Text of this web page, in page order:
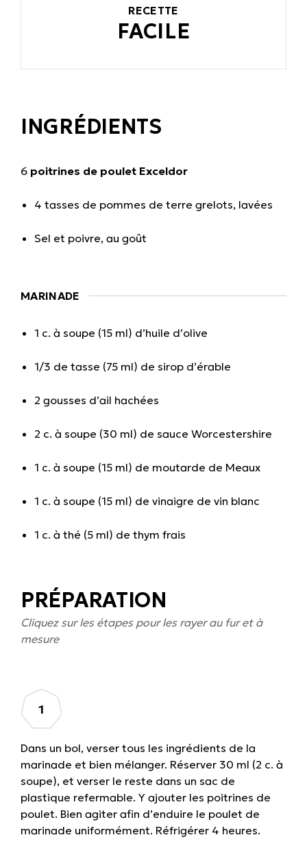
RECETTE
FACILE
INGRÉDIENTS
6 poitrines de poulet Exceldor
4 tasses de pommes de terre grelots, lavées
Sel et poivre, au goût
MARINADE
1 c. à soupe (15 ml) d’huile d’olive
1/3 de tasse (75 ml) de sirop d’érable
2 gousses d’ail hachées
2 c. à soupe (30 ml) de sauce Worcestershire
1 c. à soupe (15 ml) de moutarde de Meaux
1 c. à soupe (15 ml) de vinaigre de vin blanc
1 c. à thé (5 ml) de thym frais
PRÉPARATION
Cliquez sur les étapes pour les rayer au fur et à
mesure
Dans un bol, verser tous les ingrédients de la
marinade et bien mélanger. Réserver 30 ml (2 c. à
soupe), et verser le reste dans un sac de
plastique refermable. Y ajouter les poitrines de
poulet. Bien agiter afin d’enduire le poulet de
marinade uniformément. Réfrigérer 4 heures.